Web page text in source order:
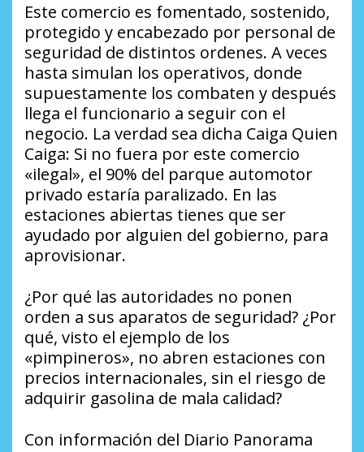
Este comercio es fomentado, sostenido,
protegido y encabezado por personal de
seguridad de distintos ordenes. A veces
hasta simulan los operativos, donde
supuestamente los combaten y después
llega el funcionario a seguir con el
negocio. La verdad sea dicha Caiga Quien
Caiga: Si no fuera por este comercio
«ilegal», el 90% del parque automotor
privado estaría paralizado. En las
estaciones abiertas tienes que ser
ayudado por alguien del gobierno, para
aprovisionar.
¿Por qué las autoridades no ponen
orden a sus aparatos de seguridad? ¿Por
qué, visto el ejemplo de los
«pimpineros», no abren estaciones con
precios internacionales, sin el riesgo de
adquirir gasolina de mala calidad?
Con información del Diario Panorama